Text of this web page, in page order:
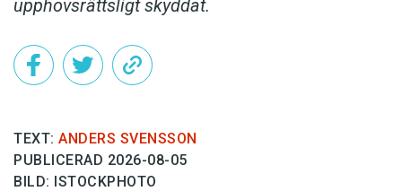
upphovsrättsligt skyddat.
TEXT: ANDERS SVENSSON
PUBLICERAD 2026-08-05
BILD: ISTOCKPHOTO